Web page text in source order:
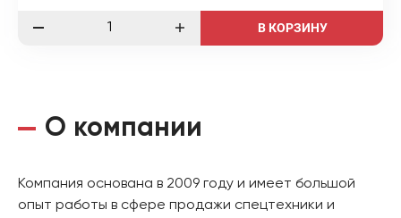
В КОРЗИНУ
О компании
Компания основана в 2009 году и имеет большой
опыт работы в сфере продажи спецтехники и